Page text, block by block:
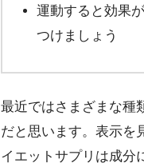
運動すると効果
つけましょう
最近ではさまざまな種
だと思います。表示を
イエットサプリは成分